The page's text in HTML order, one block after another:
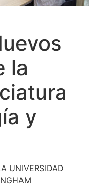
la
y
UNIVERSIDAD